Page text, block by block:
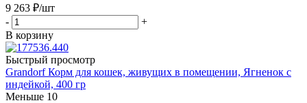
9 263 ₽/шт
-
+
В корзину
Быстрый просмотр
Grandorf Корм для кошек, живущих в помещении, Ягненок с
индейкой, 400 гр
Меньше 10